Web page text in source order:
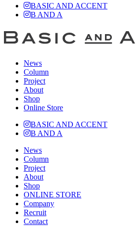
BASIC AND ACCENT
B AND A
News
Column
Project
About
Shop
Online Store
BASIC AND ACCENT
B AND A
News
Column
Project
About
Shop
ONLINE STORE
Company
Recruit
Contact